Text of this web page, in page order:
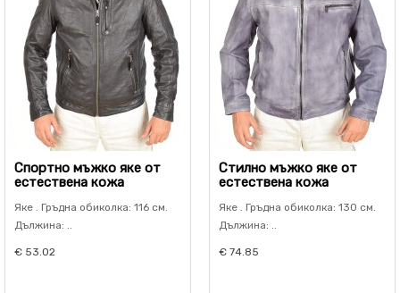
Спортно мъжко яке от
естествена кожа
Яке . Гръдна обиколка: 116 см.
Дължина: ..
€ 53.02
Стилно мъжко яке от
естествена кожа
Яке . Гръдна обиколка: 130 см.
Дължина: ..
€ 74.85